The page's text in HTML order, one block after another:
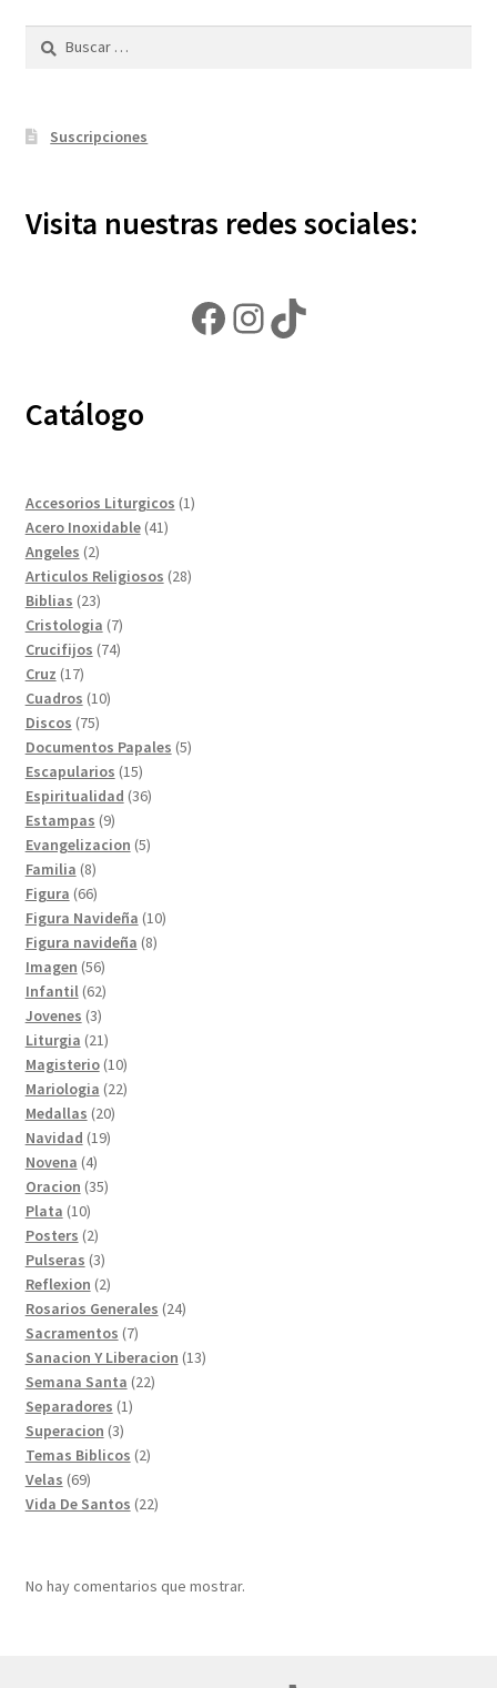
Suscripciones
Visita nuestras redes sociales:
Facebook
Instagram
TikTok
Catálogo
Accesorios Liturgicos 11
Acero Inoxidable 4141
Angeles 22
productos
Articulos Religiosos 2828
Biblias 2323
productos
Cristologia 77
productos
Crucifijos 7474
Cruz 1717
productos
Cuadros 1010
Discos 7575
productos
Documentos Papales 55
Escapularios 1515
productos
Espiritualidad 3636
Estampas 99
productos
Evangelizacion 55
Familia 88
productos
Figura 6666
productos
Figura Navideña 1010
Figura navideña 88
Imagen 5656
productos
Infantil 6262
productos
Jovenes 33
productos
Liturgia 2121
productos
Magisterio 1010
productos
Mariologia 2222
Medallas 2020
productos
Navidad 1919
Novena 44
productos
Oracion 3535
Plata 1010
productos
Posters 22
productos
Pulseras 33
productos
Reflexion 22
productos
Rosarios Generales 2424
Sacramentos 77
productos
Sanacion Y Liberacion 1313
Semana Santa 2222
Separadores 11
Superacion 33
productos
Temas Biblicos 22
Velas 6969
productos
Vida De Santos 2222
No hay comentarios que mostrar.